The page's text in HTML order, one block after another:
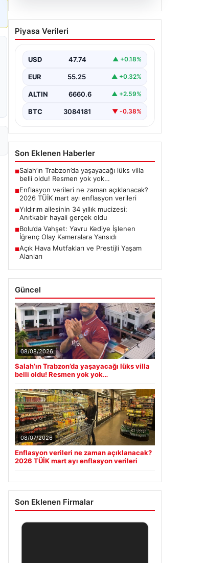
Enflasyon verileri ne
zaman açıklanacak? 2026
verileri
Piyasa Verileri
USD 47.74 ▲ +0.18%
EUR 55.25 ▲ +0.32%
ALTIN 6660.6 ▲ +2.59%
BTC 3084181 ▼ -0.38%
Son Eklenen Haberler
■Salah’ın Trabzon’da yaşayacağı lüks villa
belli oldu! Resmen yok yok…
■Enflasyon verileri ne zaman açıklanacak?
2026 TÜİK mart ayı enflasyon verileri
■Yıldırım ailesinin 34 yıllık mucizesi:
Anıtkabir hayali gerçek oldu
■Bolu’da Vahşet: Yavru Kediye İşlenen
İğrenç Olay Kameralara Yansıdı
■Açık Hava Mutfakları ve Prestijli Yaşam
Alanları
Güncel
08/08/2026
Salah’ın Trabzon’da yaşayacağı lüks villa
belli oldu! Resmen yok yok…
08/07/2026
Enflasyon verileri ne zaman açıklanacak?
2026 TÜİK mart ayı enflasyon verileri
Son Eklenen Firmalar